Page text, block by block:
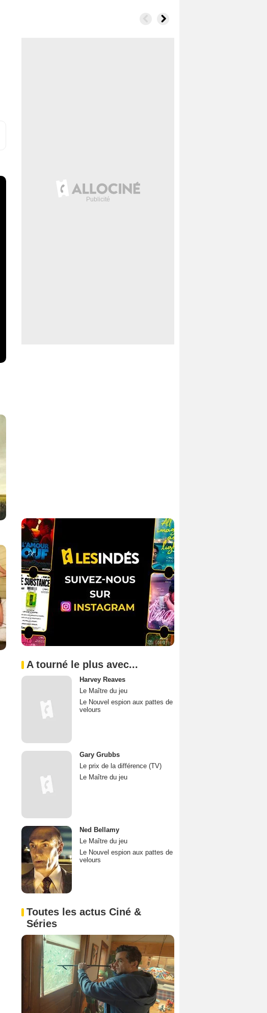
A tourné le plus avec...
Harvey Reaves
Le Maître du jeu
Le Nouvel espion aux pattes de
velours
Gary Grubbs
Le prix de la différence (TV)
Le Maître du jeu
Ned Bellamy
Le Maître du jeu
Le Nouvel espion aux pattes de
velours
Toutes les actus Ciné &
Séries